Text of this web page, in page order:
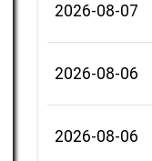
2026-08-07
2026-08-06
2026-08-06